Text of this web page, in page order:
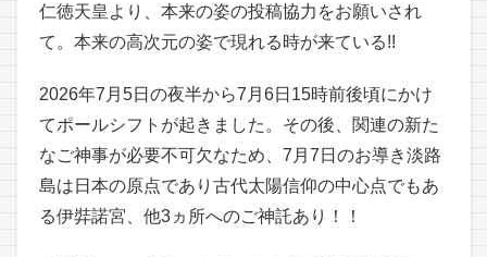
仁徳天皇より、本来の姿の投稿協力をお願いされ
て。本来の高次元の姿で現れる時が来ている!!
2026年7月5日の夜半から7月6日15時前後頃にかけ
てポールシフトが起きました。その後、関連の新た
なご神事が必要不可欠なため、7月7日のお導き淡路
島は日本の原点であり古代太陽信仰の中心点でもあ
る伊弉諾宮、他3ヵ所へのご神託あり！！